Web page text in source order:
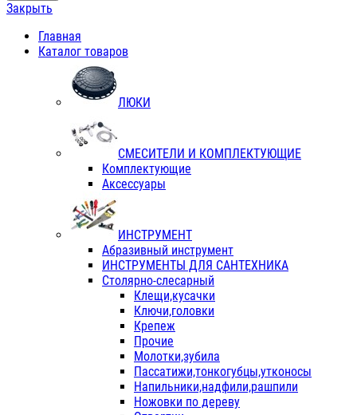
Закрыть
Главная
Каталог товаров
ЛЮКИ
СМЕСИТЕЛИ И КОМПЛЕКТУЮЩИЕ
Комплектующие
Аксессуары
ИНСТРУМЕНТ
Абразивный инструмент
ИНСТРУМЕНТЫ ДЛЯ САНТЕХНИКА
Столярно-слесарный
Клещи,кусачки
Ключи,головки
Крепеж
Прочие
Молотки,зубила
Пассатижи,тонкогубцы,утконосы
Напильники,надфили,рашпили
Ножовки по дереву